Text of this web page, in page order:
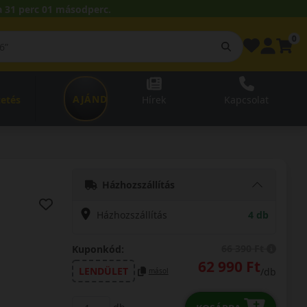
31 perc 00 másodperc.
AJÁNDÉKUTALVÁNY
Házhozszállítás
Házhozszállítás 4 db
Kuponkód:
LENDÜLET
másol 62 990 Ft/db